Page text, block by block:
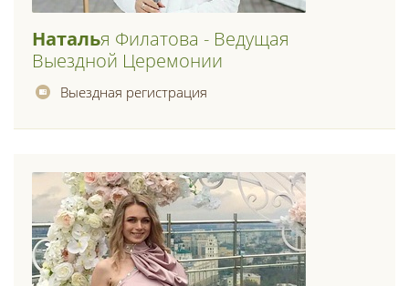
НатальЯ Филатова - Ведущая
Выездной Церемонии
Выездная регистрация